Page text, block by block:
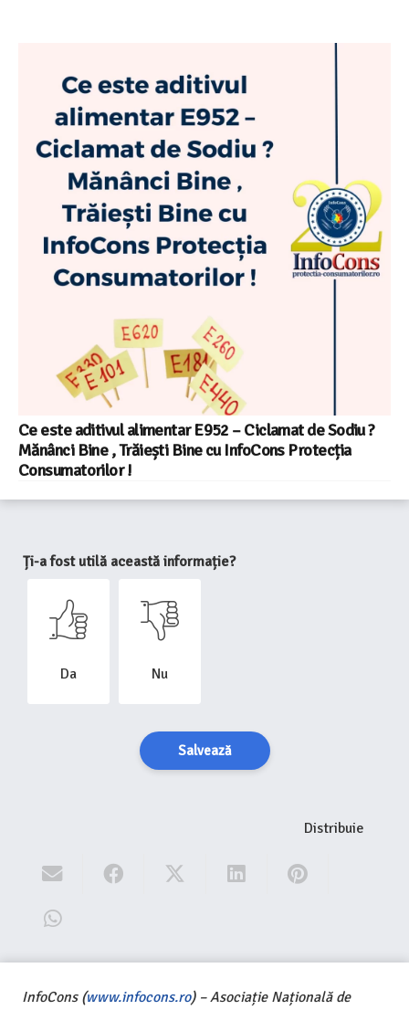
Ce este aditivul alimentar E952 – Ciclamat de Sodiu ?
Mănânci Bine , Trăiești Bine cu InfoCons Protecția
Consumatorilor !
Ți-a fost utilă această informație?
Da Nu
Salvează
Distribuie
InfoCons (www.infocons.ro) – Asociație Națională de